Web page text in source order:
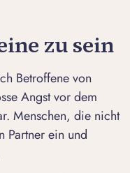
zu sein
Betroffene von
Angst vor dem
Menschen, die nicht
Partner ein und